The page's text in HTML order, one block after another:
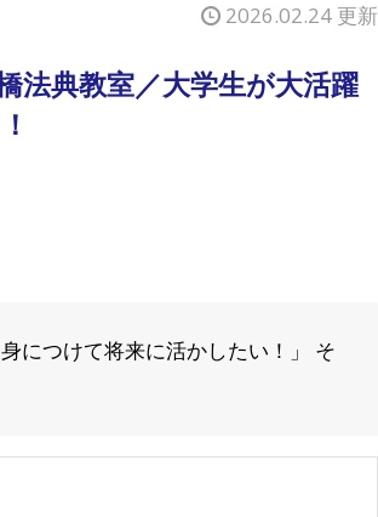
2026.02.24 更新
法典教室／大学生が大活躍
につけて将来に活かしたい！」 そ